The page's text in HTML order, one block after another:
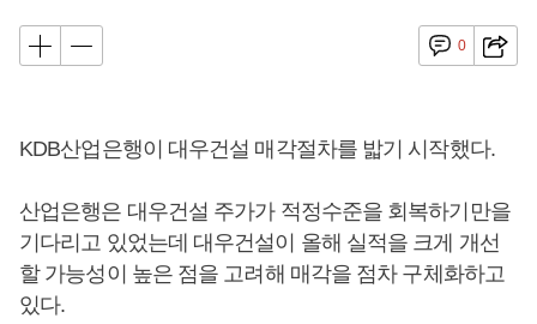
0
KDB산업은행이 대우건설 매각절차를 밟기 시작했다.
산업은행은 대우건설 주가가 적정수준을 회복하기만을
기다리고 있었는데 대우건설이 올해 실적을 크게 개선
할 가능성이 높은 점을 고려해 매각을 점차 구체화하고
있다.